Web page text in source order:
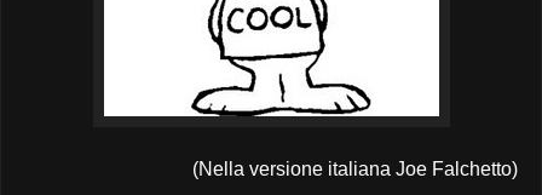
(Nella versione italiana Joe Falchetto)